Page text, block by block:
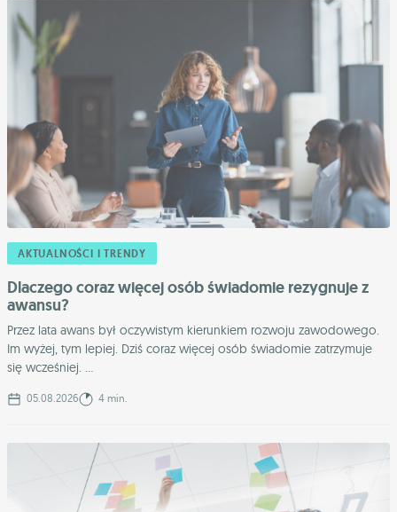
AKTUALNOŚCI I TRENDY
Dlaczego coraz więcej osób świadomie rezygnuje z
awansu?
Przez lata awans był oczywistym kierunkiem rozwoju zawodowego.
Im wyżej, tym lepiej. Dziś coraz więcej osób świadomie zatrzymuje
się wcześniej. ...
05.08.2026 4 min.